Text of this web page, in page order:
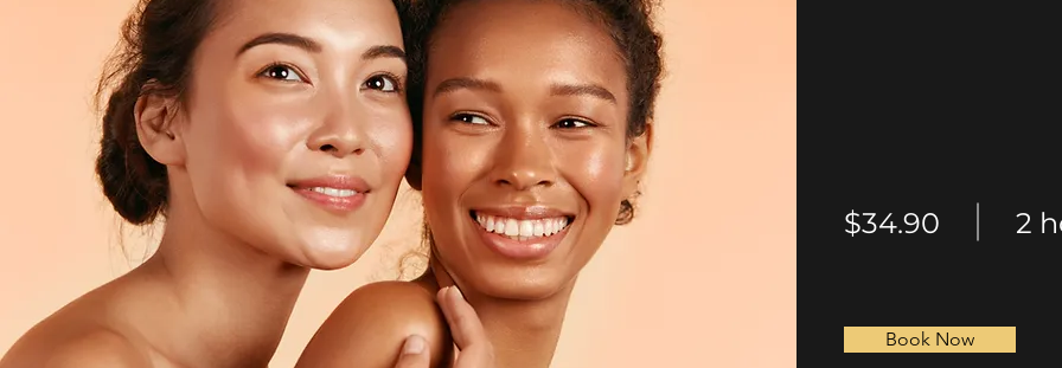
$34.90 2
Book Now